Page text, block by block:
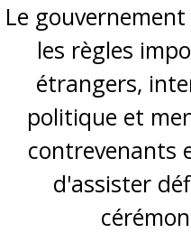
Le
les règles
étrangers,
politique et
contrevenants
d'assister